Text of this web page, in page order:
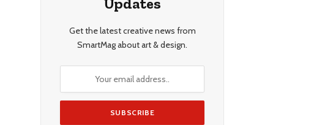
Get the latest creative news from
SmartMag about art & design.